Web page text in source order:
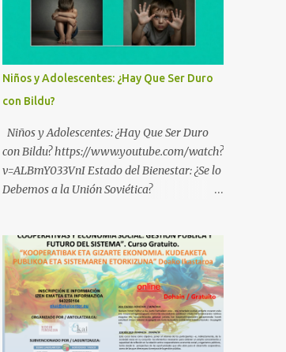
Niños y Adolescentes: ¿Hay Que Ser Duro
con Bildu?
Niños y Adolescentes: ¿Hay Que Ser Duro
con Bildu? https://www.youtube.com/watch?
v=ALBmY033VnI Estado del Bienestar: ¿Se lo
Debemos a la Unión Soviética?
Cooperativas
https://www.youtube.com/watch?v=ylup-
4KPu5w Capitalismo Inclusivo y Cuarta
Revolución Industrial
https://www.youtube.com/shorts/dGKjgqEv
RHk ¿Conoces los nuevos canales de